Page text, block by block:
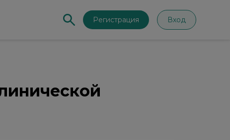
Регистрация Вход